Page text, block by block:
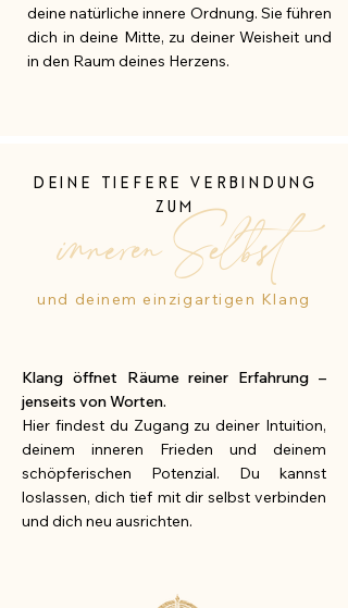
deine natürliche innere Ordnung. Sie führen
dich in deine Mitte, zu deiner Weisheit und
in den Raum deines Herzens.
inneren Selbst
DEINE TIEFERE VERBINDUNG
ZUM
und deinem einzigartigen Klang
Klang öffnet Räume reiner Erfahrung –
jenseits von Worten.
Hier findest du Zugang zu deiner Intuition,
deinem inneren Frieden und deinem
schöpferischen Potenzial. Du kannst
loslassen, dich tief mit dir selbst verbinden
und dich neu ausrichten.